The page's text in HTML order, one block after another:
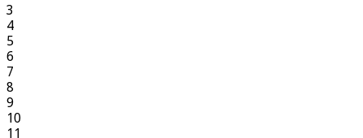
3
4
5
6
7
8
9
10
11